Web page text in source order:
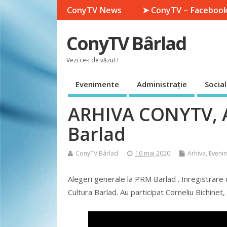
ConyTV News ➤ ConyTV –
ConyTV Bârlad
Vezi ce-i de văzut !
Evenimente Administrație Social
ARHIVA
Barlad
ConyTV Bârlad 10 mai 2020 Arhiva,
Alegeri generale la PRM Barlad . Inregistrare
Cultura Barlad. Au participat Corneliu